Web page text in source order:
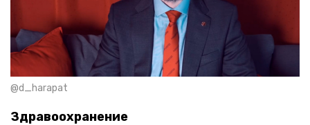
@d_harapat
Здравоохранение